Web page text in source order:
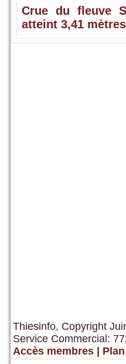
Crue du fleuve
atteint 3,41
Thiesinfo, Copyright
Service Commercial:
Accès membres